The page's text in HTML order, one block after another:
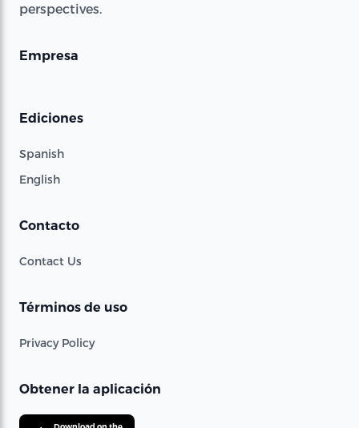
perspectives.
Empresa
Ediciones
Spanish
English
Contacto
Contact Us
Términos de uso
Privacy Policy
Obtener la aplicación